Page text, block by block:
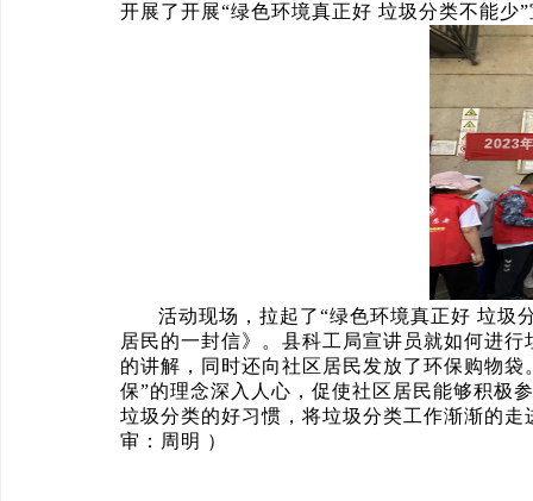
开展了开展“绿色环境真正好 垃圾分类不能少
活动现场，拉起了“绿色环境真正好 垃圾
居民的一封信》。县科工局宣讲员就如何进
的讲解，同时还向社区居民发放了环保购物
保”的理念深入人心，促使社区居民能够积极
垃圾分类的好习惯，将垃圾分类工作渐渐的
审：周明 ）